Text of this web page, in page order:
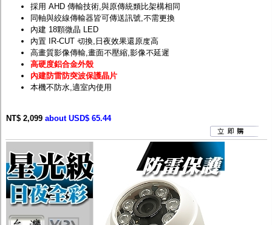
採用 AHD 傳輸技術,與原傳統類比架構相同
同軸與絞線傳輸器皆可傳送訊號,不需更換
內建 18顆微晶 LED
內置 IR-CUT 切換,日夜效果還原度高
高畫質影像傳輸,畫面不壓縮,影像不延遲
高硬度鋁合金外殼
內建防雷防突波保護晶片
本機不防水,適室內使用
NT$ 2,099 about USD$ 65.44